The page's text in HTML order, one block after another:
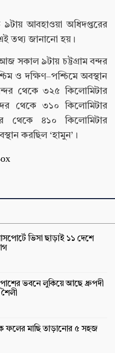
আবহাওয়া অধিদপ্তরের
এই তথ্য জানানো হয়।
সকাল ৯টায় চট্টগ্রাম বন্দর
ও দক্ষিণ–পশ্চিমে অবস্থান
থেকে ৩২৫ কিলোমিটার
থেকে ৩১০ কিলোমিটার
থেকে ৪১০ কিলোমিটার
করছিল ‘হামুন’।
ভিসা ছাড়াই ১১ দেশে
ভবনে লুকিয়ে আছে ধ্রুপদী
শৈলী
ফলের মাছি তাড়ানোর ৫ সহজ